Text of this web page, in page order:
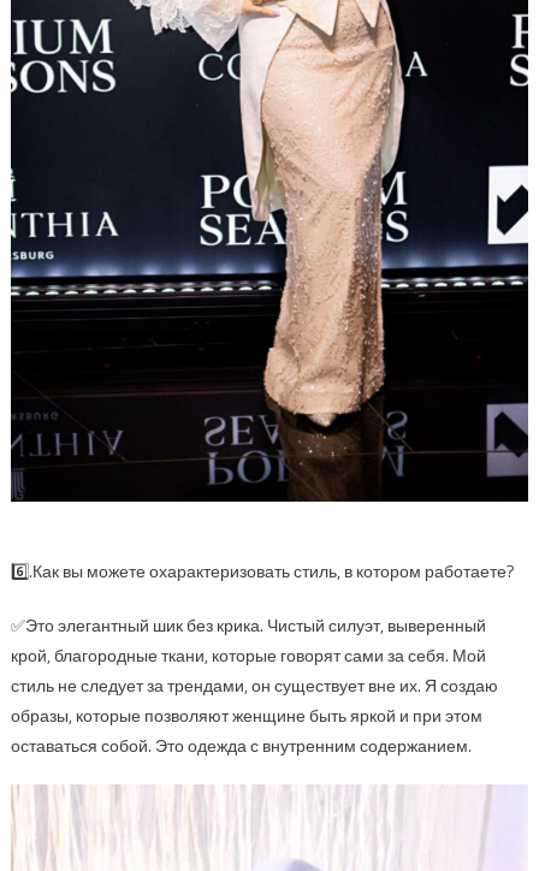
6️⃣.Как вы можете охарактеризовать стиль, в котором работаете?
✅Это элегантный шик без крика. Чистый силуэт, выверенный
крой, благородные ткани, которые говорят сами за себя. Мой
стиль не следует за трендами, он существует вне их. Я создаю
образы, которые позволяют женщине быть яркой и при этом
оставаться собой. Это одежда с внутренним содержанием.